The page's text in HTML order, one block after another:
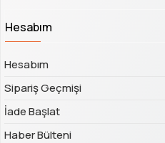
Hesabım
Hesabım
Sipariş Geçmişi
İade Başlat
Haber Bülteni